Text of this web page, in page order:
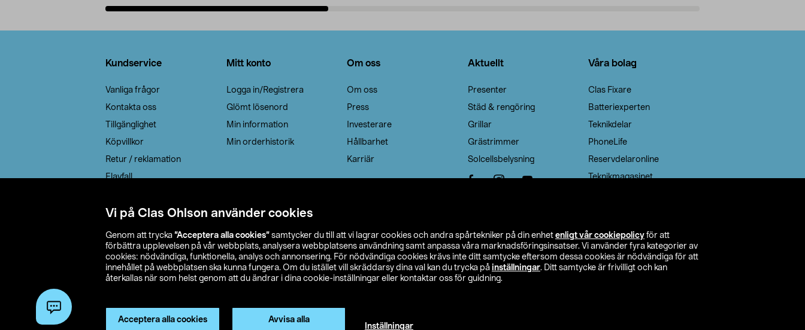
Vi på Clas Ohlson använder cookies
Genom att trycka ”Acceptera alla cookies” samtycker du till att vi lagrar cookies och andra spårtekniker på din enhet enligt vår cookiepolicy för att
förbättra upplevelsen på vår webbplats, analysera webbplatsens användning samt anpassa våra marknadsföringsinsatser. Vi använder fyra kategorier av
cookies: nödvändiga, funktionella, analys och annonsering. För nödvändiga cookies krävs inte ditt samtycke eftersom dessa cookies är nödvändiga för att
innehållet på webbplatsen ska kunna fungera. Om du istället vill skräddarsy dina val kan du trycka på inställningar. Ditt samtycke är frivilligt och kan
återkallas när som helst genom att du ändrar i dina cookie-inställningar eller kontaktar oss för guidning.
Acceptera alla cookies Avvisa alla
Inställningar
Kundservice
Vanliga frågor
Kontakta oss
Tillgänglighet
Köpvillkor
Retur / reklamation
Elavfall
Leveransalternativ
Mitt konto
Logga in/Registrera
Glömt lösenord
Min information
Min orderhistorik
Om oss
Om oss
Press
Investerare
Hållbarhet
Karriär
Aktuellt
Presenter
Städ & rengöring
Grillar
Grästrimmer
Solcellsbelysning
Våra bolag
Clas Fixare
Batteriexperten
Teknikdelar
PhoneLife
Reservdelaronline
Teknikmagasinet